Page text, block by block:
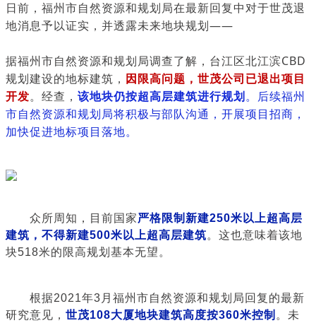
日前，福州市自然资源和规划局在最新回复中对于世茂退
地消息予以证实，并透露未来地块规划——
据福州市自然资源和规划局调查了解，台江区北江滨CBD
规划建设的地标建筑， 因限高问题，世茂公司已退出项目
开发。经查， 该地块仍按超高层建筑进行规划。 后续福州
市自然资源和规划局将积极与部队沟通，开展项目招商，
加快促进地标项目落地。
众所周知，目前国家严格限制新建250米以上超高层
建筑，不得新建500米以上超高层建筑。这也意味着该地
块518米的限高规划基本无望。
根据2021年3月福州市自然资源和规划局回复的最新
研究意见， 世茂108大厦地块建筑高度按360米控制 。未